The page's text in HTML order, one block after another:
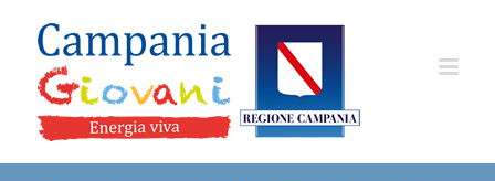
contenuto